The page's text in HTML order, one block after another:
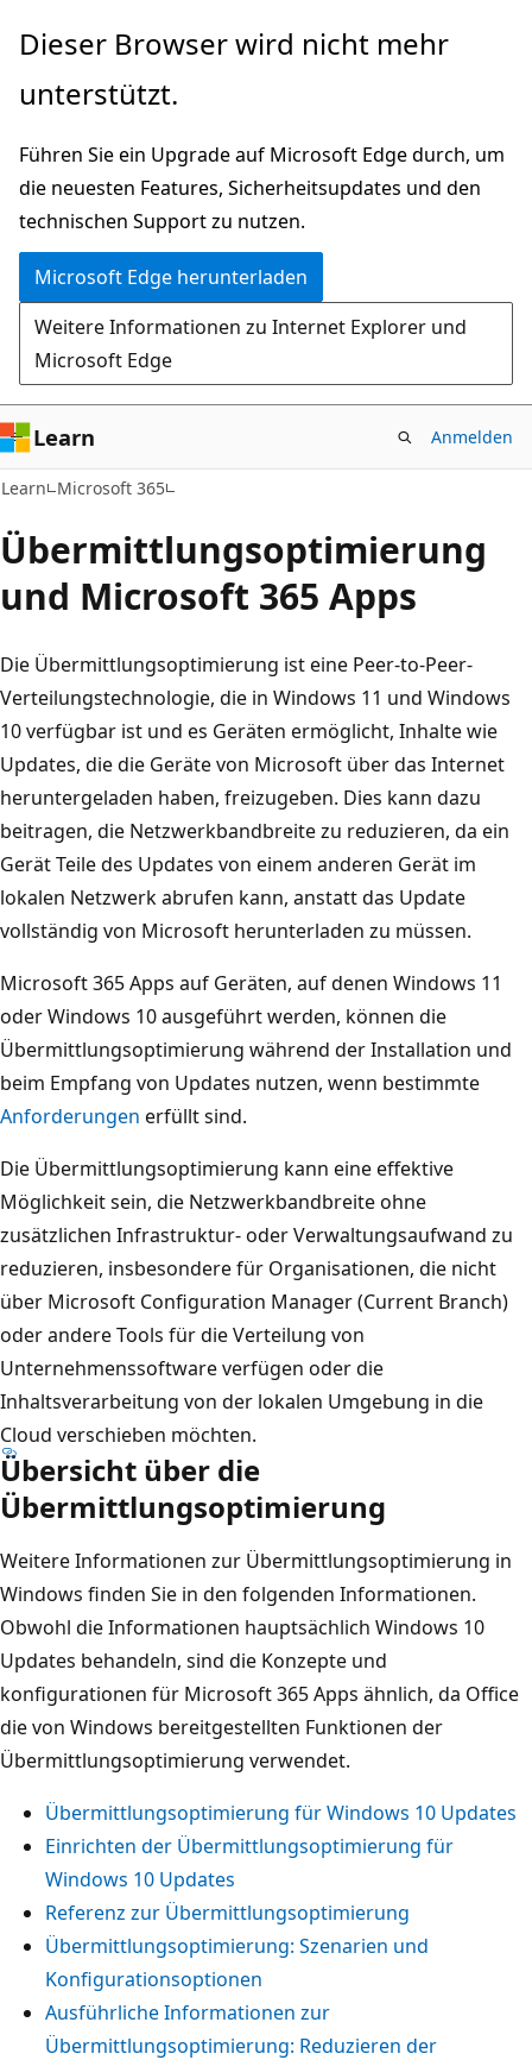
Zu
wechseln
Dieser Browser wird nicht mehr
unterstützt.
Führen Sie ein Upgrade auf Microsoft Edge durch, um
die neuesten Features, Sicherheitsupdates und den
technischen Support zu nutzen.
Microsoft Edge herunterladen
Weitere Informationen zu Internet Explorer und
Microsoft Edge
Learn Anmelden
Learn Microsoft 365
Übermittlungsoptimierung
und Microsoft 365 Apps
Die Übermittlungsoptimierung ist eine Peer-to-Peer-
Verteilungstechnologie, die in Windows 11 und Windows
10 verfügbar ist und es Geräten ermöglicht, Inhalte wie
Updates, die die Geräte von Microsoft über das Internet
heruntergeladen haben, freizugeben. Dies kann dazu
beitragen, die Netzwerkbandbreite zu reduzieren, da ein
Gerät Teile des Updates von einem anderen Gerät im
lokalen Netzwerk abrufen kann, anstatt das Update
vollständig von Microsoft herunterladen zu müssen.
Microsoft 365 Apps auf Geräten, auf denen Windows 11
oder Windows 10 ausgeführt werden, können die
Übermittlungsoptimierung während der Installation und
beim Empfang von Updates nutzen, wenn bestimmte
Anforderungen erfüllt sind.
Die Übermittlungsoptimierung kann eine effektive
Möglichkeit sein, die Netzwerkbandbreite ohne
zusätzlichen Infrastruktur- oder Verwaltungsaufwand zu
reduzieren, insbesondere für Organisationen, die nicht
über Microsoft Configuration Manager (Current Branch)
oder andere Tools für die Verteilung von
Unternehmenssoftware verfügen oder die
Inhaltsverarbeitung von der lokalen Umgebung in die
Cloud verschieben möchten.
Übersicht über die
Übermittlungsoptimierung
Weitere Informationen zur Übermittlungsoptimierung in
Windows finden Sie in den folgenden Informationen.
Obwohl die Informationen hauptsächlich Windows 10
Updates behandeln, sind die Konzepte und
konfigurationen für Microsoft 365 Apps ähnlich, da Office
die von Windows bereitgestellten Funktionen der
Übermittlungsoptimierung verwendet.
Übermittlungsoptimierung für Windows 10 Updates
Einrichten der Übermittlungsoptimierung für
Windows 10 Updates
Referenz zur Übermittlungsoptimierung
Übermittlungsoptimierung: Szenarien und
Konfigurationsoptionen
Ausführliche Informationen zur
Übermittlungsoptimierung: Reduzieren der